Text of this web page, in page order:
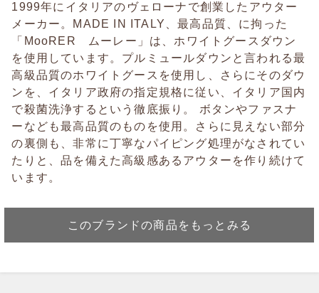
1999年にイタリアのヴェローナで創業したアウター
メーカー。MADE IN ITALY、最高品質、に拘った
「MooRER ムーレー」は、ホワイトグースダウン
を使用しています。プルミュールダウンと言われる最
高級品質のホワイトグースを使用し、さらにそのダウ
ンを、イタリア政府の指定規格に従い、イタリア国内
で殺菌洗浄するという徹底振り。 ボタンやファスナ
ーなども最高品質のものを使用。さらに見えない部分
の裏側も、非常に丁寧なパイピング処理がなされてい
たりと、品を備えた高級感あるアウターを作り続けて
います。
このブランドの商品をもっとみる